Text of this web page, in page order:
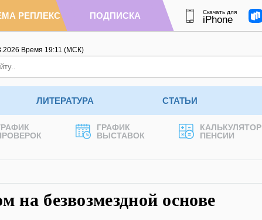
РЕПЛЕКС ПОДПИСКА Скачать для
iPhone
Время 19:11 (МСК)
ЛИТЕРАТУРА СТАТЬИ
ГРАФИК
ВЫСТАВОК
КАЛЬКУЛЯТОР
ПЕНСИИ
на безвозмездной основе